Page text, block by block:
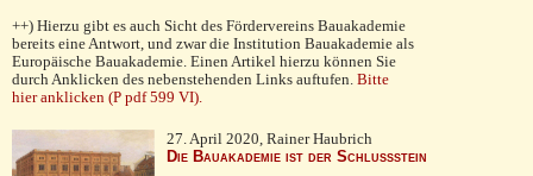
++) Hierzu gibt es auch Sicht des Fördervereins Bauakademie
bereits eine Antwort, und zwar die Institution Bauakademie als
Europäische Bauakademie. Einen Artikel hierzu können Sie
durch Anklicken des nebenstehenden Links auftufen. Bitte
hier anklicken (P pdf 599 VI).
27. April 2020, Rainer Haubrich
Die Bauakademie ist der Schlussstein